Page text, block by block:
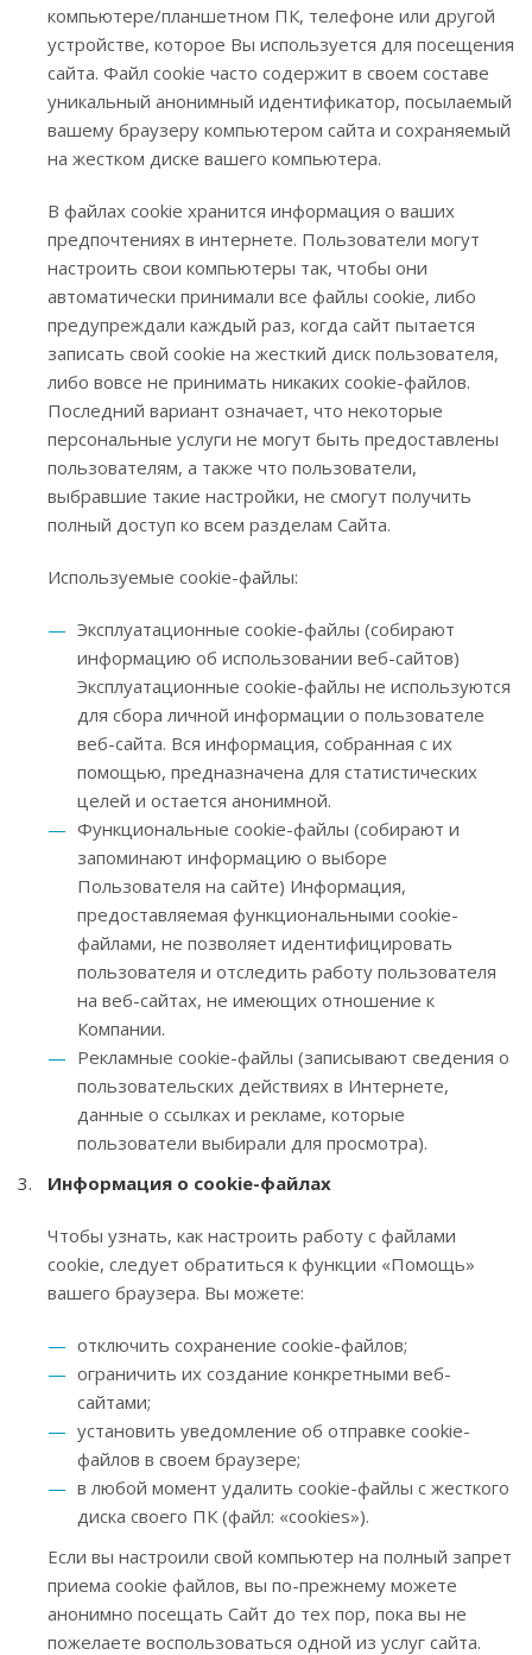
компьютере/планшетном ПК, телефоне или другой
устройстве, которое Вы используется для посещения
сайта. Файл cookie часто содержит в своем составе
уникальный анонимный идентификатор, посылаемый
вашему браузеру компьютером сайта и сохраняемый
на жестком диске вашего компьютера.
В файлах cookie хранится информация о ваших
предпочтениях в интернете. Пользователи могут
настроить свои компьютеры так, чтобы они
автоматически принимали все файлы cookie, либо
предупреждали каждый раз, когда сайт пытается
записать свой cookie на жесткий диск пользователя,
либо вовсе не принимать никаких cookie-файлов.
Последний вариант означает, что некоторые
персональные услуги не могут быть предоставлены
пользователям, а также что пользователи,
выбравшие такие настройки, не смогут получить
полный доступ ко всем разделам Сайта.
Используемые cookie-файлы:
Эксплуатационные cookie-файлы (собирают
информацию об использовании веб-сайтов)
Эксплуатационные cookie-файлы не используются
для сбора личной информации о пользователе
веб-сайта. Вся информация, собранная с их
помощью, предназначена для статистических
целей и остается анонимной.
Функциональные cookie-файлы (собирают и
запоминают информацию о выборе
Пользователя на сайте) Информация,
предоставляемая функциональными cookie-
файлами, не позволяет идентифицировать
пользователя и отследить работу пользователя
на веб-сайтах, не имеющих отношение к
Компании.
Рекламные cookie-файлы (записывают сведения о
пользовательских действиях в Интернете,
данные о ссылках и рекламе, которые
пользователи выбирали для просмотра).
Информация о cookie-файлах
Чтобы узнать, как настроить работу с файлами
cookie, следует обратиться к функции «Помощь»
вашего браузера. Вы можете:
отключить сохранение cookie-файлов;
ограничить их создание конкретными веб-
сайтами;
установить уведомление об отправке cookie-
файлов в своем браузере;
в любой момент удалить cookie-файлы с жесткого
диска своего ПК (файл: «cookies»).
Если вы настроили свой компьютер на полный запрет
приема cookie файлов, вы по-прежнему можете
анонимно посещать Сайт до тех пор, пока вы не
пожелаете воспользоваться одной из услуг сайта.